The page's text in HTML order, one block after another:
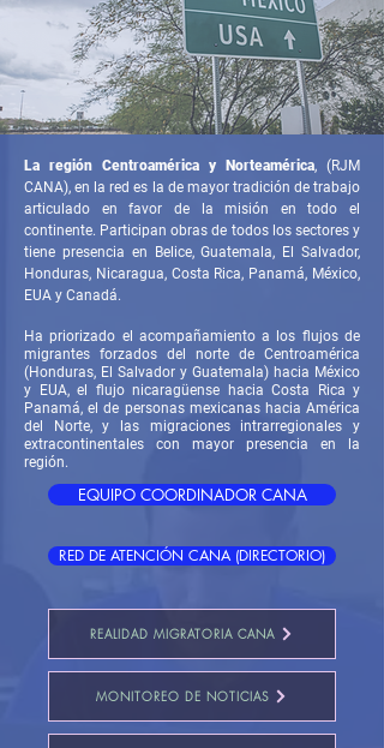
La región Centroamérica y Norteamérica, (RJM
CANA), en la red es la de mayor tradición de trabajo
articulado en favor de la misión en todo el
continente. Participan obras de todos los sectores y
tiene presencia en Belice, Guatemala, El Salvador,
Honduras, Nicaragua, Costa Rica, Panamá, México,
EUA y Canadá.
Ha priorizado el acompañamiento a los flujos de
migrantes forzados del norte de Centroamérica
(Honduras, El Salvador y Guatemala) hacia México
y EUA, el flujo nicaragüense hacia Costa Rica y
Panamá, el de personas mexicanas hacia América
del Norte, y las migraciones intrarregionales y
extracontinentales con mayor presencia en la
región.
EQUIPO COORDINADOR CANA
RED DE ATENCIÓN CANA (DIRECTORIO)
REALIDAD MIGRATORIA CANA
MONITOREO DE NOTICIAS